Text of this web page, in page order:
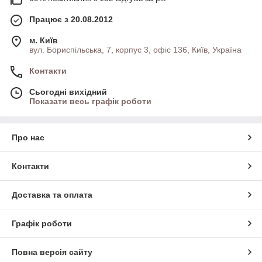
Працює з 20.08.2012
м. Київ
вул. Бориспільська, 7, корпус 3, офіс 136, Київ, Україна
Контакти
Сьогодні вихідний
Показати весь графік роботи
Про нас
Контакти
Доставка та оплата
Графік роботи
Повна версія сайту